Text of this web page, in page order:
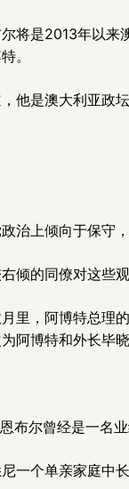
将是2013年以来
。
他是澳大利亚政
治上倾向于保守
倾的同僚对这些
里，阿博特总理
阿博特和外长毕晓
尔曾经是一名业
一个单亲家庭中